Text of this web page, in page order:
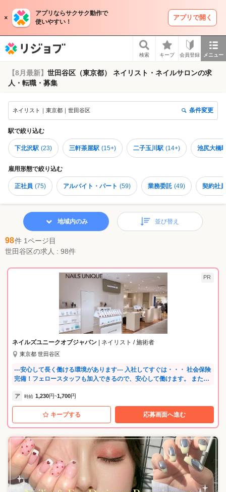
アプリならサクサク動作で
使いやすい！
アプリで開く
検索 キープ 会員登録 メニュー
【8月最新】 世田谷区（東京都） ネイリスト・ネイルサロンの求
人・転職・募集
ネイリスト｜東京都｜世田谷区 条件変更
駅で絞り込む
下北沢駅 (23) 三軒茶屋駅 (15+) 二子玉川駅 (14+) 池尻大橋
雇用形態で絞り込む
正社員 (75) アルバイト・パート (59) 業務委託 (49) 契約社員
98件 1ページ目
世田谷区の求人 : 98件
地域内のみ 並び替え
PR
ネイルズユニークオブジャパン | ネイリスト / 施術者
東京都 世田谷区
---安心して長く働ける環境があります--- 入社してすぐは・・・ 社会保険
完備！フェロースタッフも加入できるので、安心して働けます。 また社
ビューまで先輩がしっかりと見守ります。 サロンデビュー後は・・・ あ
なたの頑張りが評価されるので、随時昇給・昇格があります。 チーフ、
店長を経て、ゆくゆくはエリアを統括するマイスタースタッフ（課長
職）にも。 更に、スクールの講師、映画コラボ等のデザインの考案、商
現してくださいね。 長く活躍できる環境を整えているので、産休育休取
得実績が多数あります。 たくさんの復職スタッフがママネイリストとし
て働いています。 また、店長会・チーフ会・スタッフ会（全体会議）を
年数回実施し、 全国スタッフが集まって会社の方向性を共有していま
す。 さらに、サロン内だけではなく、地区での練習会やミーティングも
あるので、 他のお店のタッフと交流の機会があります。 スクールを活用
ア 時給 1,230円~1,700円
キープする 応募画面へ進む